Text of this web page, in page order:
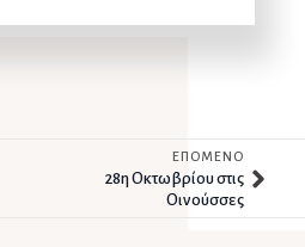
ΕΠΟΜΕΝΟ
28η Οκτωβρίου στις
Οινούσσες